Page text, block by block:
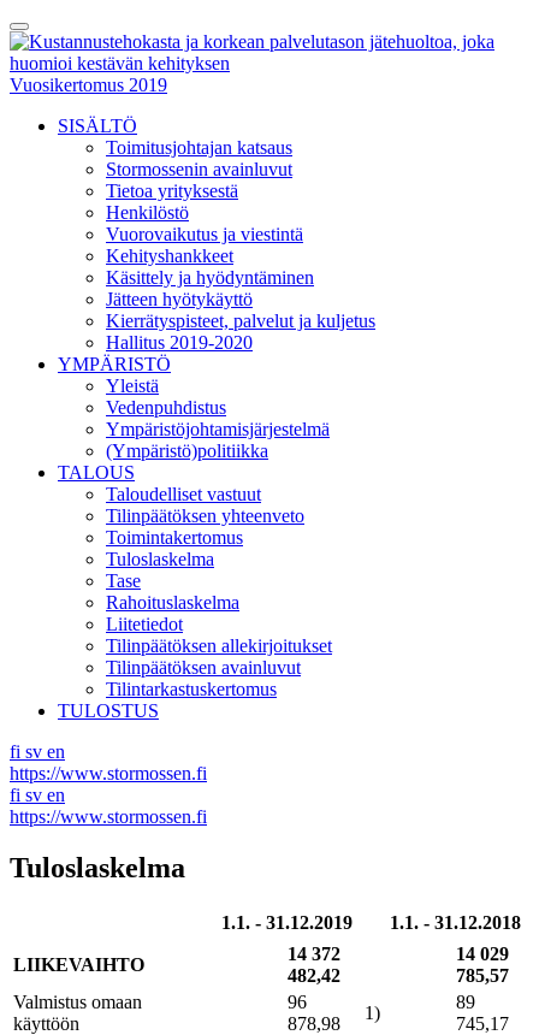
Skip
to
content
Toggle
Menu
Vuosikertomus 2019
SISÄLTÖ
Toimitusjohtajan katsaus
Stormossenin avainluvut
Tietoa yrityksestä
Henkilöstö
Vuorovaikutus ja viestintä
Kehityshankkeet
Käsittely ja hyödyntäminen
Jätteen hyötykäyttö
Kierrätyspisteet, palvelut ja kuljetus
Hallitus 2019-2020
YMPÄRISTÖ
Yleistä
Vedenpuhdistus
Ympäristöjohtamisjärjestelmä
(Ympäristö)politiikka
TALOUS
Taloudelliset vastuut
Tilinpäätöksen yhteenveto
Toimintakertomus
Tuloslaskelma
Tase
Rahoituslaskelma
Liitetiedot
Tilinpäätöksen allekirjoitukset
Tilinpäätöksen avainluvut
Tilintarkastuskertomus
TULOSTUS
fi sv en
https://www.stormossen.fi
fi sv en
https://www.stormossen.fi
Tuloslaskelma
1.1. - 31.12.2019 1.1. - 31.12.2018
LIIKEVAIHTO
14 372
482,42
14 029
785,57
Valmistus omaan
käyttöön
96
878,98
1)
89
745,17